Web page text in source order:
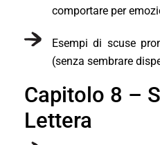
comportare per
Esempi di scuse
(senza sembrare
Capitolo 8 –
Lettera